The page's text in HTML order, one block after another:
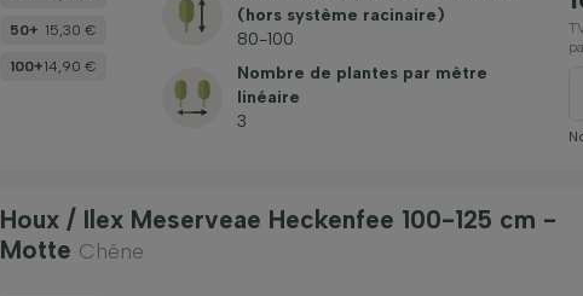
50+ 15,30 €
100+14,90 €
(hors système racinaire)
80-100
Nombre de plantes par mètre
linéaire
3
Houx / Ilex Meserveae Heckenfee 100-125 cm -
Motte Chêne